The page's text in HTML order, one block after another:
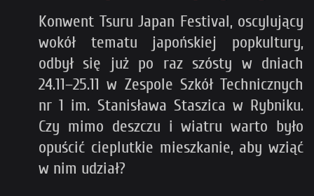
Konwent Tsuru Japan Festival, oscylujący
wokół tematu japońskiej popkultury,
odbył się już po raz szósty w dniach
24.11–25.11 w Zespole Szkół Technicznych
nr 1 im. Stanisława Staszica w Rybniku.
Czy mimo deszczu i wiatru warto było
opuścić cieplutkie mieszkanie, aby wziąć
w nim udział?